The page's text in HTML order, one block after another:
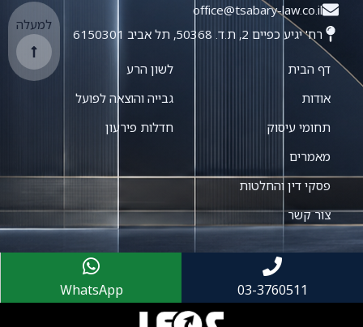
office@tsabary-law.co.il
רח' יגיע כפיים 2, ת.ד. 50368, תל אביב 6150301
דף הבית
אודות
תחומי עיסוק
מאמרים
פסקי דין והחלטות
צור קשר
לשון הרע
גבייה והוצאה לפועל
חדלות פירעון
למעלה
03-3760511
WhatsApp